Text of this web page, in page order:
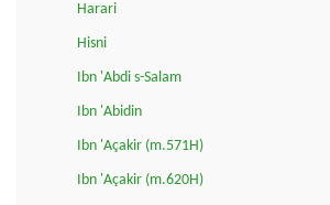
Harari
Hisni
Ibn 'Abdi s-Salam
Ibn 'Abidin
Ibn 'Açakir (m.571H)
Ibn 'Açakir (m.620H)